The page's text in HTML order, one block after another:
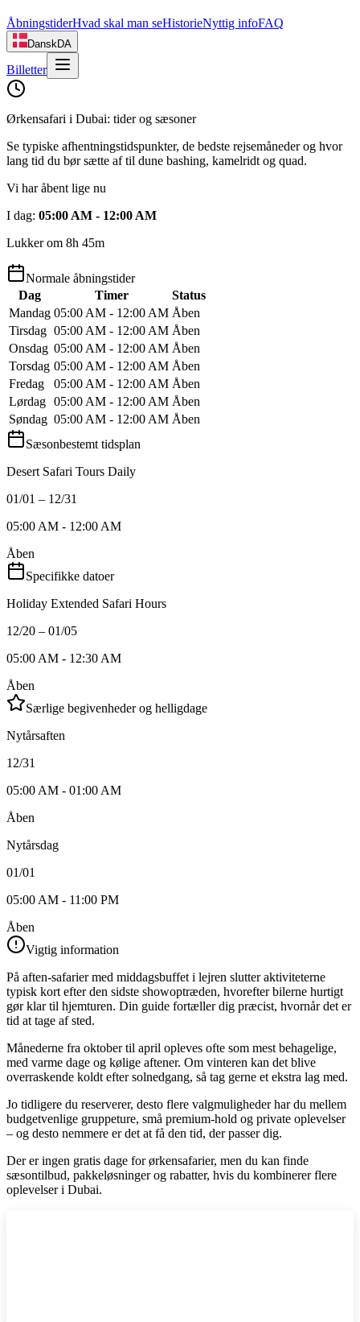
ÅbningstiderHvad skal man seHistorieNyttig infoFAQ
DanskDA
Billetter
Ørkensafari i Dubai: tider og sæsoner
Se typiske afhentningstidspunkter, de bedste rejsemåneder og hvor
lang tid du bør sætte af til dune bashing, kamelridt og quad.
Vi har åbent lige nu
I dag: 05:00 AM - 12:00 AM
Lukker om 8h 45m
Normale åbningstider
Dag
Timer
Status
Mandag 05:00 AM - 12:00 AM Åben
Tirsdag 05:00 AM - 12:00 AM Åben
Onsdag 05:00 AM - 12:00 AM Åben
Torsdag 05:00 AM - 12:00 AM Åben
Fredag
05:00 AM - 12:00 AM Åben
Lørdag 05:00 AM - 12:00 AM Åben
Søndag 05:00 AM - 12:00 AM Åben
Sæsonbestemt tidsplan
Desert Safari Tours Daily
01/01 – 12/31
05:00 AM - 12:00 AM
Åben
Specifikke datoer
Holiday Extended Safari Hours
12/20 – 01/05
05:00 AM - 12:30 AM
Åben
Særlige begivenheder og helligdage
Nytårsaften
12/31
05:00 AM - 01:00 AM
Åben
Nytårsdag
01/01
05:00 AM - 11:00 PM
Åben
Vigtig information
På aften-safarier med middagsbuffet i lejren slutter aktiviteterne
typisk kort efter den sidste showoptræden, hvorefter bilerne hurtigt
gør klar til hjemturen. Din guide fortæller dig præcist, hvornår det er
tid at tage af sted.
Månederne fra oktober til april opleves ofte som mest behagelige,
med varme dage og kølige aftener. Om vinteren kan det blive
overraskende koldt efter solnedgang, så tag gerne et ekstra lag med.
Jo tidligere du reserverer, desto flere valgmuligheder har du mellem
budgetvenlige gruppeture, små premium-hold og private oplevelser
– og desto nemmere er det at få den tid, der passer dig.
Der er ingen gratis dage for ørkensafarier, men du kan finde
sæsontilbud, pakkeløsninger og rabatter, hvis du kombinerer flere
oplevelser i Dubai.